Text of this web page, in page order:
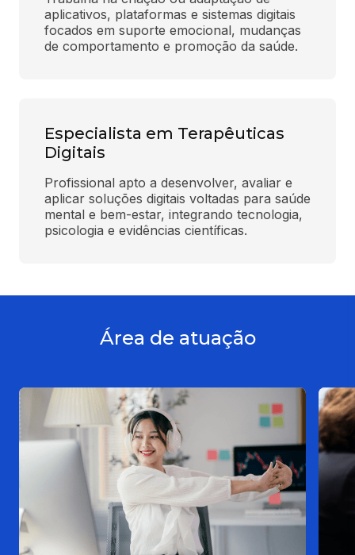
aplicativos, plataformas e sistemas digitais
focados em suporte emocional, mudanças
de comportamento e promoção da saúde.
Especialista em Terapêuticas
Digitais
Profissional apto a desenvolver, avaliar e
aplicar soluções digitais voltadas para saúde
mental e bem-estar, integrando tecnologia,
psicologia e evidências científicas.
Área de atuação